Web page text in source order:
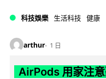
科技娛樂 生活科技 健康
arthur 1 日
AirPods 用家注